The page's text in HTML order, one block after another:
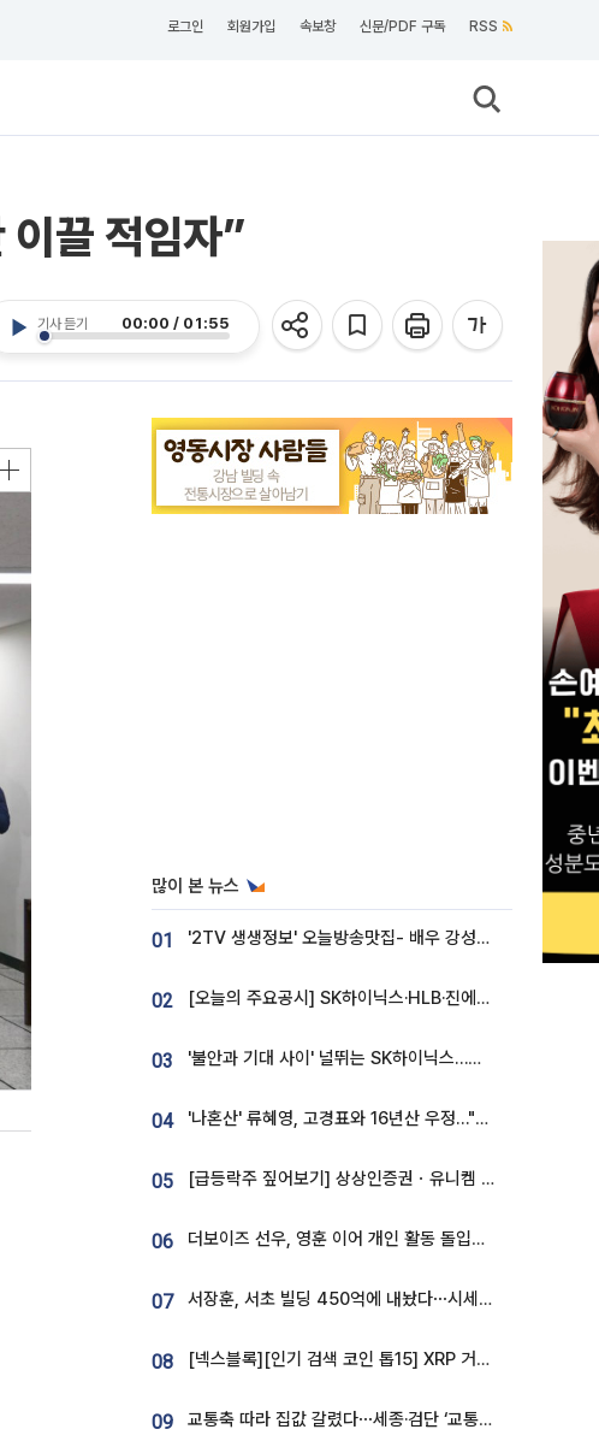
로그인 회원가입 속보창 신문/PDF 구독 RSS
끌 적임자”
기사 듣기 00:00 / 01:55
많이 본 뉴스
01 '2TV 생생정보' 오늘방송맛집- 배우 강성진 단골! 쌀국수ㆍ푸팟퐁 커리 맛집 '블○○○'
02 [오늘의 주요공시] SK하이닉스·HLB·진에어·포스코홀딩스·네이버·대우건설 등
03 '불안과 기대 사이' 널뛰는 SK하이닉스…증권가 "HBM4·LTA 기반 펀터멘털 견고"
04 '나혼산' 류혜영, 고경표와 16년산 우정…"자취방서 부모님과 마주쳐"
05 [급등락주 짚어보기] 상상인증권ㆍ유니켐 2연속, 본느 6연속 ‘상한가’⋯M&A 훈풍 분 증시
06 더보이즈 선우, 영훈 이어 개인 활동 돌입⋯앳에어리어와 전속계약
07 서장훈, 서초 빌딩 450억에 내놨다⋯시세차익은
08 [넥스블록][인기 검색 코인 톱15] XRP 거래량 14억달러…ETHGas 급등·Bless 급락…고변동 알트 부각
09 교통축 따라 집값 갈렸다⋯세종·검단 ‘교통 프리미엄’ 뚜렷